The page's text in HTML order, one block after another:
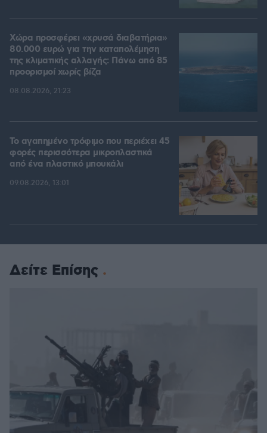
Χώρα προσφέρει «χρυσά διαβατήρια»
80.000 ευρώ για την καταπολέμηση
της κλιματικής αλλαγής: Πάνω από 85
προορισμοί χωρίς βίζα
08.08.2026, 21:23
Το αγαπημένο τρόφιμο που περιέχει 45
φορές περισσότερα μικροπλαστικά
από ένα πλαστικό μπουκάλι
09.08.2026, 13:01
Δείτε Επίσης